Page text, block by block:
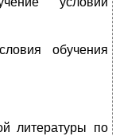
обучения
литературы по